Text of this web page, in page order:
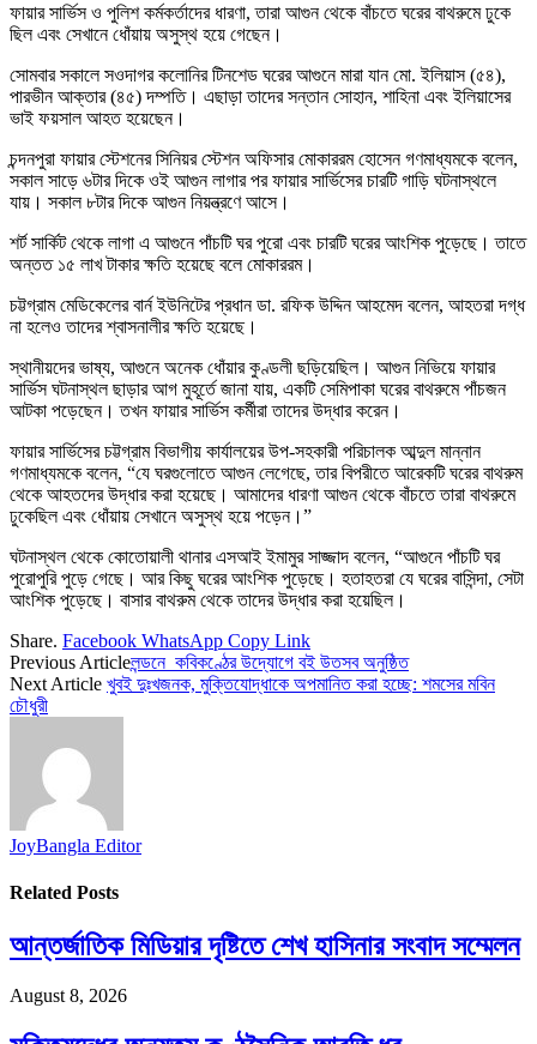
ফায়ার সার্ভিস ও পুলিশ কর্মকর্তাদের ধারণা, তারা আগুন থেকে বাঁচতে ঘরের বাথরুমে ঢুকে
ছিল এবং সেখানে ধোঁয়ায় অসুস্থ হয়ে গেছেন।
সোমবার সকালে সওদাগর কলোনির টিনশেড ঘরের আগুনে মারা যান মো. ইলিয়াস (৫৪),
পারভীন আক্তার (৪৫) দম্পতি। এছাড়া তাদের সন্তান সোহান, শাহিনা এবং ইলিয়াসের
ভাই ফয়সাল আহত হয়েছেন।
চন্দনপুরা ফায়ার স্টেশনের সিনিয়র স্টেশন অফিসার মোকাররম হোসেন গণমাধ্যমকে বলেন,
সকাল সাড়ে ৬টার দিকে ওই আগুন লাগার পর ফায়ার সার্ভিসের চারটি গাড়ি ঘটনাস্থলে
যায়। সকাল ৮টার দিকে আগুন নিয়ন্ত্রণে আসে।
শর্ট সার্কিট থেকে লাগা এ আগুনে পাঁচটি ঘর পুরো এবং চারটি ঘরের আংশিক পুড়েছে। তাতে
অন্তত ১৫ লাখ টাকার ক্ষতি হয়েছে বলে মোকাররম।
চট্টগ্রাম মেডিকেলের বার্ন ইউনিটের প্রধান ডা. রফিক উদ্দিন আহমেদ বলেন, আহতরা দগ্ধ
না হলেও তাদের শ্বাসনালীর ক্ষতি হয়েছে।
স্থানীয়দের ভাষ্য, আগুনে অনেক ধোঁয়ার কুণ্ডলী ছড়িয়েছিল। আগুন নিভিয়ে ফায়ার
সার্ভিস ঘটনাস্থল ছাড়ার আগ মুহূর্তে জানা যায়, একটি সেমিপাকা ঘরের বাথরুমে পাঁচজন
আটকা পড়েছেন। তখন ফায়ার সার্ভিস কর্মীরা তাদের উদ্ধার করেন।
ফায়ার সার্ভিসের চট্টগ্রাম বিভাগীয় কার্যালয়ের উপ-সহকারী পরিচালক আব্দুল মান্নান
গণমাধ্যমকে বলেন, “যে ঘরগুলোতে আগুন লেগেছে, তার বিপরীতে আরেকটি ঘরের বাথরুম
থেকে আহতদের উদ্ধার করা হয়েছে। আমাদের ধারণা আগুন থেকে বাঁচতে তারা বাথরুমে
ঢুকেছিল এবং ধোঁয়ায় সেখানে অসুস্থ হয়ে পড়েন।”
ঘটনাস্থল থেকে কোতোয়ালী থানার এসআই ইমামুর সাজ্জাদ বলেন, “আগুনে পাঁচটি ঘর
পুরোপুরি পুড়ে গেছে। আর কিছু ঘরের আংশিক পুড়েছে। হতাহতরা যে ঘরের বাসিন্দা, সেটা
আংশিক পুড়েছে। বাসার বাথরুম থেকে তাদের উদ্ধার করা হয়েছিল।
Share. Facebook WhatsApp Copy Link
Previous Articleলন্ডনে কবিকণ্ঠের উদ্যোগে বই উতসব অনুষ্ঠিত
Next Article খুবই দুঃখজনক, মুক্তিযোদ্ধাকে অপমানিত করা হচ্ছে: শমসের মবিন
চৌধুরী
JoyBangla Editor
Related Posts
আন্তর্জাতিক মিডিয়ার দৃষ্টিতে শেখ হাসিনার সংবাদ সম্মেলন
August 8, 2026